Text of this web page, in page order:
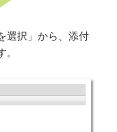
選択」から、添付